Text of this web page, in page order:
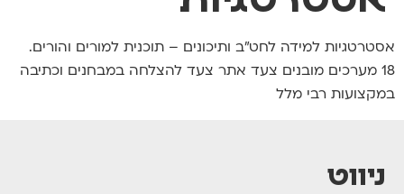
אסטרטגיות למידה לחט"ב ותיכונים – תוכנית למורים והורים.
18 מערכים מובנים צעד אתר צעד להצלחה במבחנים וכתיבה
במקצועות רבי מלל
ניווט